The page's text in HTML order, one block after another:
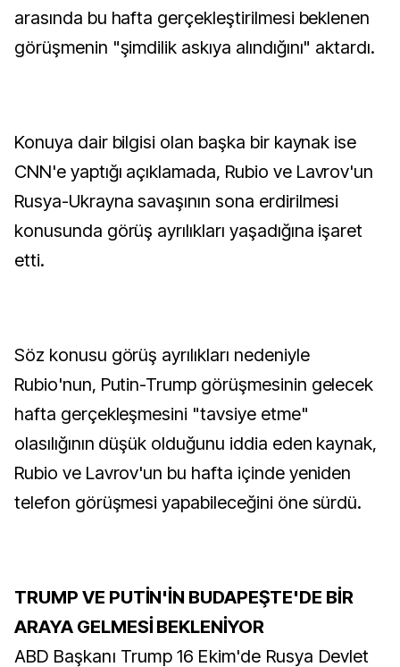
arasında bu hafta gerçekleştirilmesi beklenen
görüşmenin "şimdilik askıya alındığını" aktardı.
Konuya dair bilgisi olan başka bir kaynak ise
CNN'e yaptığı açıklamada, Rubio ve Lavrov'un
Rusya-Ukrayna savaşının sona erdirilmesi
konusunda görüş ayrılıkları yaşadığına işaret
etti.
Söz konusu görüş ayrılıkları nedeniyle
Rubio'nun, Putin-Trump görüşmesinin gelecek
hafta gerçekleşmesini "tavsiye etme"
olasılığının düşük olduğunu iddia eden kaynak,
Rubio ve Lavrov'un bu hafta içinde yeniden
telefon görüşmesi yapabileceğini öne sürdü.
TRUMP VE PUTİN'İN BUDAPEŞTE'DE BİR
ARAYA GELMESİ BEKLENİYOR
ABD Başkanı Trump 16 Ekim'de Rusya Devlet